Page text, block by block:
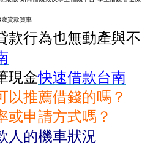
貸款買車
款行為也無動產與不
現金快速借款台南
以推薦借錢的嗎？
或申請方式嗎？
人的機車狀況